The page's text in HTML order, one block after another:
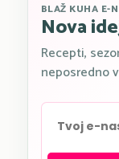
BLAŽ KUHA E-
Nova
Recepti,
neposredno